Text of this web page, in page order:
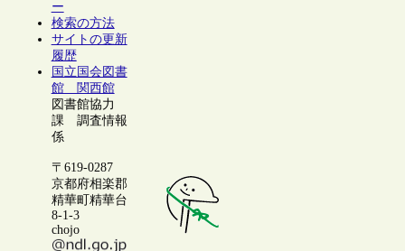
ー
検索の方法
サイトの更新
履歴
国立国会図書
館 関西館
図書館協力
課 調査情報
係
〒619-0287
京都府相楽郡
精華町精華台
8-1-3
chojo